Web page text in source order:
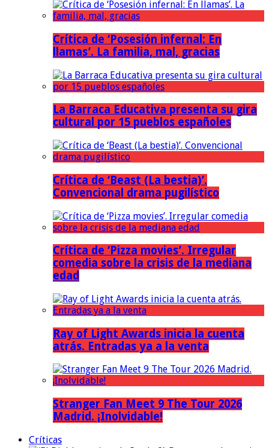
Crítica de ‘Posesión infernal: En
llamas’. La familia, mal, gracias
La Barraca Educativa presenta su gira
cultural por 15 pueblos españoles
Crítica de ‘Beast (La bestia)’.
Convencional drama pugilístico
Crítica de ‘Pizza movies’. Irregular
comedia sobre la crisis de la mediana
edad
Ray of Light Awards inicia la cuenta
atrás. Entradas ya a la venta
Stranger Fan Meet 9 The Tour 2026
Madrid. ¡Inolvidable!
Críticas